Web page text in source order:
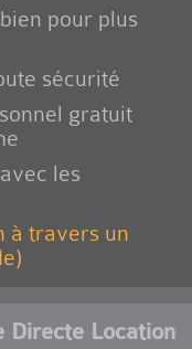
pour plus
sécurité
gratuit
les
à travers un
Directe Location